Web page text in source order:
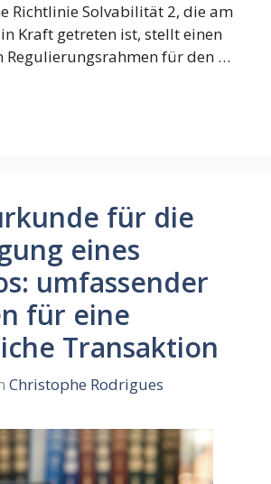
Richtlinie Solvabilität 2, die am
Kraft getreten ist, stellt einen
Regulierungsrahmen für den …
für die
eines
umfassender
für eine
Transaktion
Christophe Rodrigues